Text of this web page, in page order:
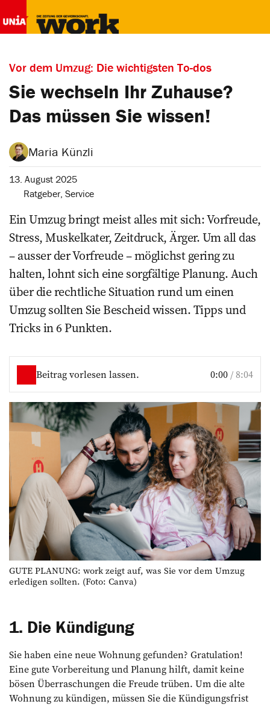
Vor dem Umzug: Die wichtigsten To-dos
Sie wechseln Ihr Zuhause?
Das müssen Sie wissen!
Maria Künzli
13. August 2025
Ratgeber, Service
Ein Umzug bringt meist alles mit sich: Vorfreude,
Stress, Muskelkater, Zeitdruck, Ärger. Um all das
– ausser der Vorfreude – möglichst gering zu
halten, lohnt sich eine sorgfältige Planung. Auch
über die rechtliche Situation rund um einen
Umzug sollten Sie Bescheid wissen. Tipps und
Tricks in 6 Punkten.
Beitrag vorlesen lassen. 0:00 /8:04
GUTE PLANUNG: work zeigt auf, was Sie vor dem Umzug
erledigen sollten. (Foto: Canva)
1. Die Kündigung
Sie haben eine neue Wohnung gefunden? Gratulation!
Eine gute Vorbereitung und Planung hilft, damit keine
bösen Überraschungen die Freude trüben. Um die alte
Wohnung zu kündigen, müssen Sie die Kündigungsfrist